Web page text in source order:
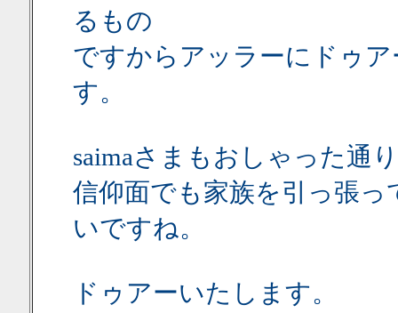
るもの
ですからアッラーにドゥ
す。
saimaさまもおしゃった通
信仰面でも家族を引っ張
いですね。
ドゥアーいたします。